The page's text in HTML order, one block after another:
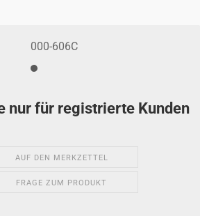
000-606C
nur für registrierte Kunden
AUF DEN MERKZETTEL
FRAGE ZUM PRODUKT